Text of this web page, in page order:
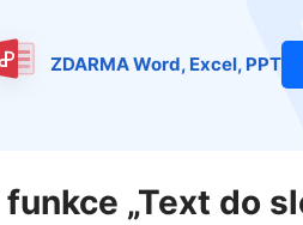
ZDARMA Word, Excel, PPT
„Text do